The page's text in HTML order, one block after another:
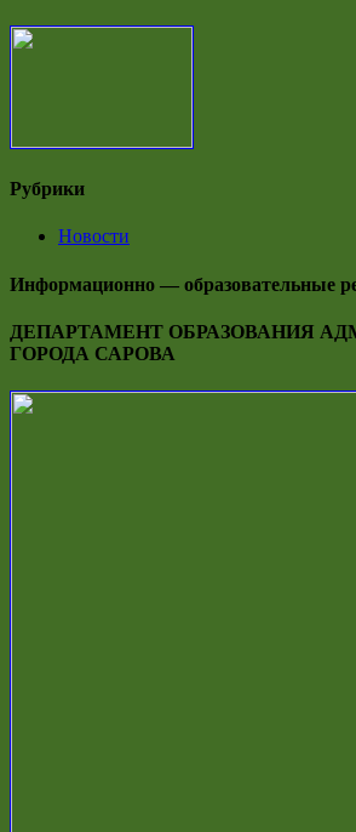
Рубрики
Новости
Информационно — образовательные
ДЕПАРТАМЕНТ ОБРАЗОВАНИЯ
ГОРОДА САРОВА